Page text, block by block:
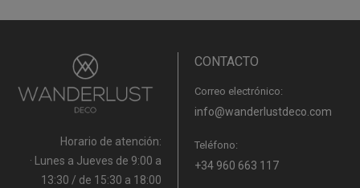
Horario de atención:
· Lunes a Jueves de 9:00 a
13:30 / de 15:30 a 18:00
CONTACTO
Correo electrónico:
info@wanderlustdeco.com
Teléfono:
+34 960 663 117